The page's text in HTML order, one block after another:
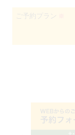
ご予約プラン